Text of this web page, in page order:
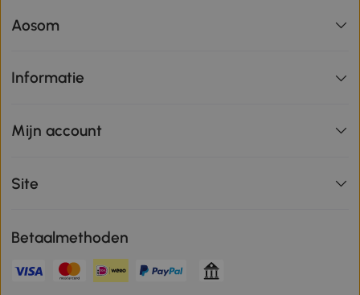
Aosom
Informatie
Mijn account
Site
Betaalmethoden